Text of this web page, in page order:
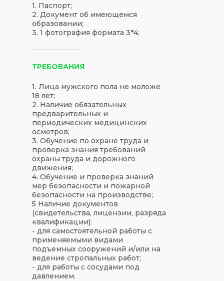
ТРЕБОВАНИЯ
1. Паспорт;
2. Документ об имеющемся
образовании;
3. 1 фотография формата 3*4;
1. Лица мужского пола не моложе
18 лет;
2. Наличие обязательных
предварительных и
периодических медицинских
осмотров;
3. Обучение по охране труда и
проверка знания требований
охраны труда и дорожного
движения;
4. Обучение и проверка знаний
мер безопасности и пожарной
безопасности на производстве;
5 Наличие документов
(свидетельства, лицензии, разряда
квалификации):
- для самостоятельной работы с
применяемыми видами
подъемных сооружений и/или на
ведение стропальных работ;
- для работы с сосудами под
давлением.